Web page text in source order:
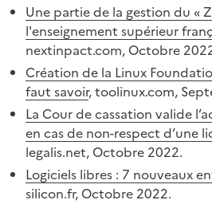
Une partie de la gestion du «
l'enseignement supérieur
nextinpact.com, Octobre
Création de la Linux
faut savoir, toolinux.com,
La Cour de cassation valide
en cas de non-respect d’une
legalis.net, Octobre 2022.
Logiciels libres : 7 nouveaux
silicon.fr, Octobre 2022.